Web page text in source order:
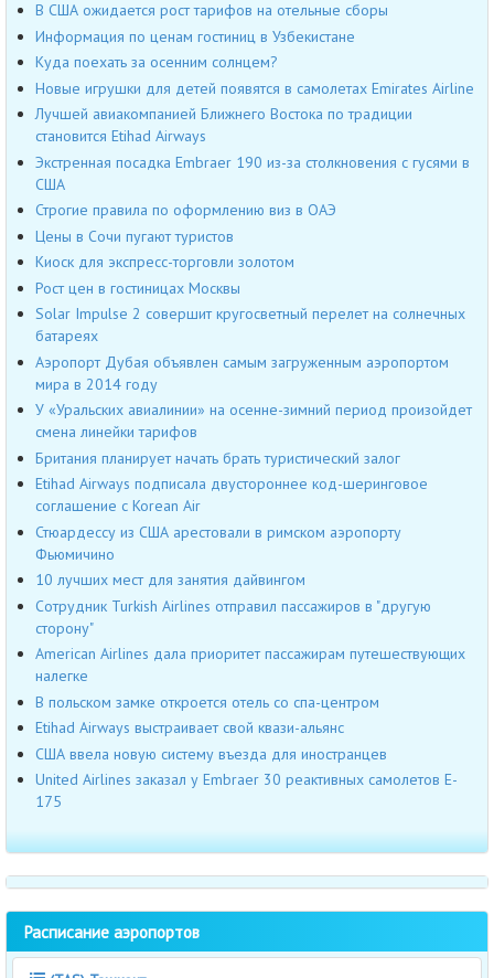
В США ожидается рост тарифов на отельные сборы
Информация по ценам гостиниц в Узбекистане
Куда поехать за осенним солнцем?
Новые игрушки для детей появятся в самолетах Emirates Airline
Лучшей авиакомпанией Ближнего Востока по традиции
становится Etihad Airways
Экстренная посадка Embraer 190 из-за столкновения с гусями в
США
Строгие правила по оформлению виз в ОАЭ
Цены в Сочи пугают туристов
Киоск для экспресс-торговли золотом
Рост цен в гостиницах Москвы
Solar Impulse 2 совершит кругосветный перелет на солнечных
батареях
Аэропорт Дубая объявлен самым загруженным аэропортом
мира в 2014 году
У «Уральских авиалинии» на осенне-зимний период произойдет
смена линейки тарифов
Британия планирует начать брать туристический залог
Etihad Airways подписала двустороннее код-шеринговое
соглашение с Korean Air
Стюардессу из США арестовали в римском аэропорту
Фьюмичино
10 лучших мест для занятия дайвингом
Сотрудник Turkish Airlines отправил пассажиров в "другую
сторону"
American Airlines дала приоритет пассажирам путешествующих
налегке
В польском замке откроется отель со спа-центром
Etihad Airways выстраивает свой квази-альянс
США ввела новую систему въезда для иностранцев
United Airlines заказал у Embraer 30 реактивных самолетов E-
175
Расписание аэропортов